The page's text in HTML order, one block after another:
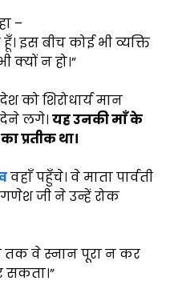
–
इस बीच कोई भी व्यक्ति
क्यों न हो।”
शिरोधार्य मान
लगे। यह उनकी माँ के
प्रतीक था।
वहाँ पहुँचे। वे माता पार्वती
जी ने उन्हें रोक
तक वे स्नान पूरा न कर
सकता।”